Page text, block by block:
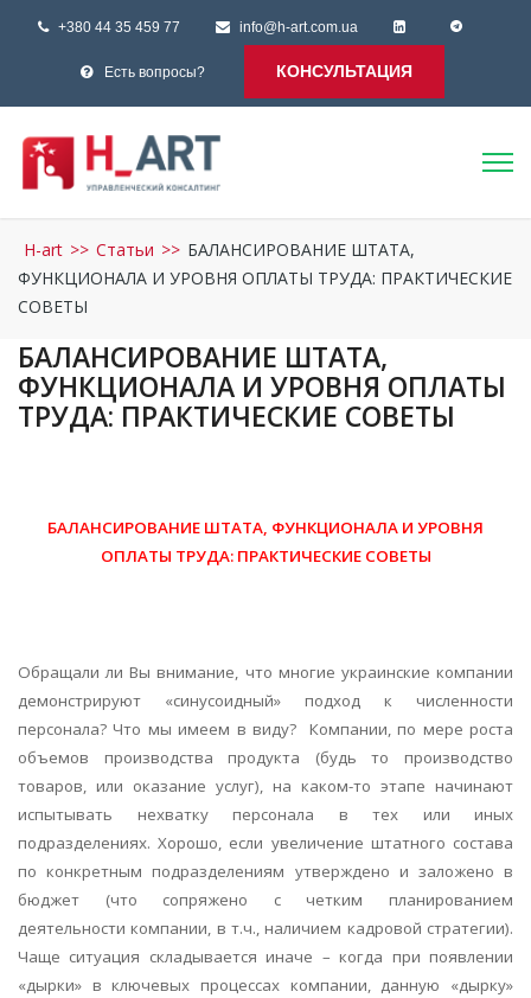
+380 44 35 459 77 info@h-art.com.ua
Есть вопросы? КОНСУЛЬТАЦИЯ
H-art >> Статьи >> БАЛАНСИРОВАНИЕ ШТАТА,
ФУНКЦИОНАЛА И УРОВНЯ ОПЛАТЫ ТРУДА: ПРАКТИЧЕСКИЕ
СОВЕТЫ
БАЛАНСИРОВАНИЕ ШТАТА,
ФУНКЦИОНАЛА И УРОВНЯ ОПЛАТЫ
ТРУДА: ПРАКТИЧЕСКИЕ СОВЕТЫ
БАЛАНСИРОВАНИЕ ШТАТА, ФУНКЦИОНАЛА И УРОВНЯ
ОПЛАТЫ ТРУДА: ПРАКТИЧЕСКИЕ СОВЕТЫ
Обращали ли Вы внимание, что многие украинские компании
демонстрируют «синусоидный» подход к численности
персонала? Что мы имеем в виду?
Компании, по мере роста
объемов производства продукта (будь то производство
товаров, или оказание услуг), на каком-то этапе начинают
испытывать нехватку персонала в тех или иных
подразделениях. Хорошо, если увеличение штатного состава
по конкретным подразделениям утверждено и заложено в
бюджет (что сопряжено с четким планированием
деятельности компании, в т.ч., наличием кадровой стратегии).
Чаще ситуация складывается иначе – когда при появлении
«дырки» в ключевых процессах компании, данную «дырку»